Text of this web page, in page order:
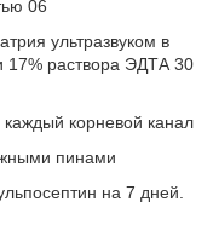
06
ультразвуком в
17% раствора ЭДТА 30
корневой канал
пинами
на 7 дней.